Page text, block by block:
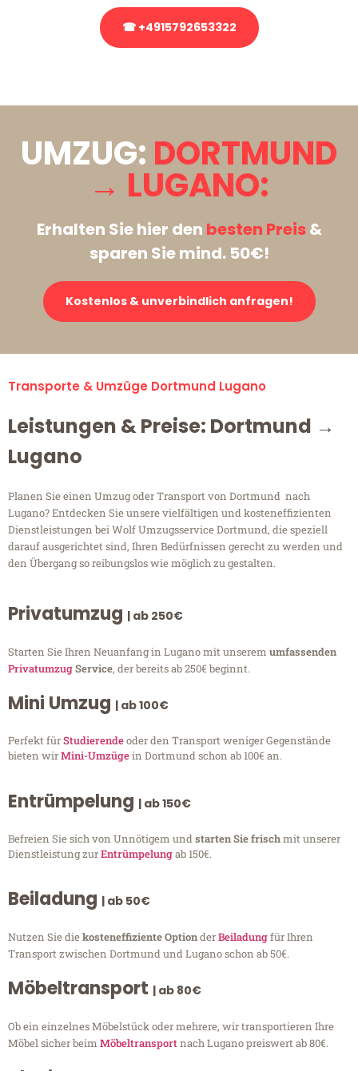
☎ +4915792653322
UMZUG: DORTMUND
→ LUGANO:
Erhalten Sie hier den besten Preis&
sparen Sie mind. 50€!
Kostenlos & unverbindlich anfragen!
Transporte & Umzüge Dortmund Lugano
Leistungen & Preise: Dortmund →
Lugano
Planen Sie einen Umzug oder Transport von Dortmund nach
Lugano? Entdecken Sie unsere vielfältigen und kosteneffizienten
Dienstleistungen bei Wolf Umzugsservice Dortmund, die speziell
darauf ausgerichtet sind, Ihren Bedürfnissen gerecht zu werden und
den Übergang so reibungslos wie möglich zu gestalten.
Privatumzug | ab 250€
Starten Sie Ihren Neuanfang in Lugano mit unserem umfassenden
PrivatumzugService, der bereits ab 250€ beginnt.
Mini Umzug | ab 100€
Perfekt fürStudierendeoder den Transport weniger Gegenstände
bieten wirMini-Umzügein Dortmund schon ab 100€ an.
Entrümpelung | ab 150€
Befreien Sie sich von Unnötigem undstarten Sie frischmit unserer
Dienstleistung zurEntrümpelungab 150€.
Beiladung | ab 50€
Nutzen Sie diekosteneffiziente OptionderBeiladungfür Ihren
Transport zwischen Dortmund und Lugano schon ab 50€.
Möbeltransport | ab 80€
Ob ein einzelnes Möbelstück oder mehrere, wir transportieren Ihre
Möbel sicher beim Möbeltransportnach Lugano preiswert ab 80€.